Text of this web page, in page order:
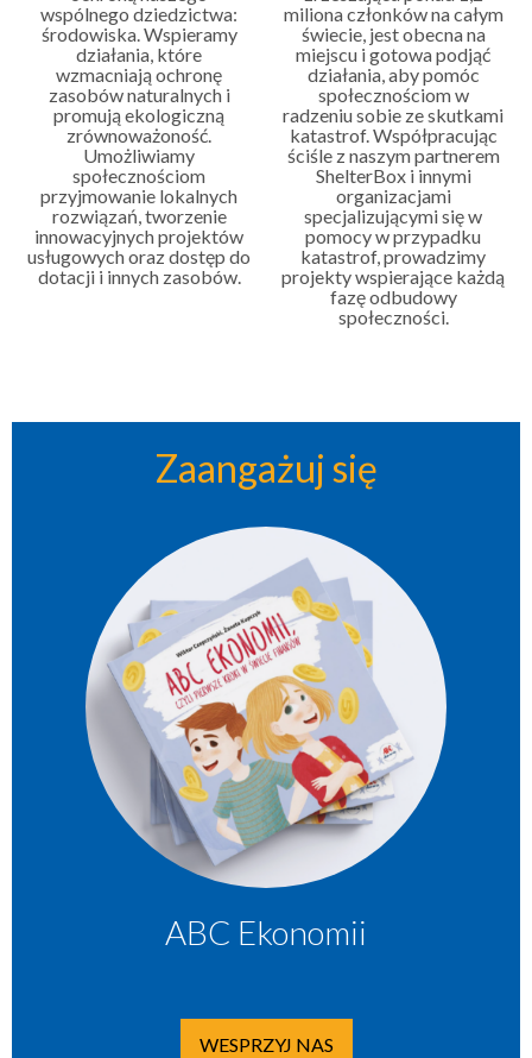
wspólnego dziedzictwa:
środowiska. Wspieramy
działania, które
wzmacniają ochronę
zasobów naturalnych i
promują ekologiczną
zrównoważoność.
Umożliwiamy
społecznościom
przyjmowanie lokalnych
rozwiązań, tworzenie
innowacyjnych projektów
usługowych oraz dostęp do
dotacji i innych zasobów.
miliona członków na całym
świecie, jest obecna na
miejscu i gotowa podjąć
działania, aby pomóc
społecznościom w
radzeniu sobie ze skutkami
katastrof. Współpracując
ściśle z naszym partnerem
ShelterBox i innymi
organizacjami
specjalizującymi się w
pomocy w przypadku
katastrof, prowadzimy
projekty wspierające każdą
fazę odbudowy
społeczności.
Zaangażuj się
ABC Ekonomii
WESPRZYJ NAS